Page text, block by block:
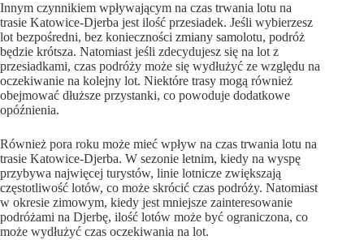
Innym czynnikiem wpływającym na czas trwania lotu na
trasie Katowice-Djerba jest ilość przesiadek. Jeśli wybierzesz
lot bezpośredni, bez konieczności zmiany samolotu, podróż
będzie krótsza. Natomiast jeśli zdecydujesz się na lot z
przesiadkami, czas podróży może się wydłużyć ze względu na
oczekiwanie na kolejny lot. Niektóre trasy mogą również
obejmować dłuższe przystanki, co powoduje dodatkowe
opóźnienia.
Również pora roku może mieć wpływ na czas trwania lotu na
trasie Katowice-Djerba. W sezonie letnim, kiedy na wyspę
przybywa najwięcej turystów, linie lotnicze zwiększają
częstotliwość lotów, co może skrócić czas podróży. Natomiast
w okresie zimowym, kiedy jest mniejsze zainteresowanie
podróżami na Djerbę, ilość lotów może być ograniczona, co
może wydłużyć czas oczekiwania na lot.